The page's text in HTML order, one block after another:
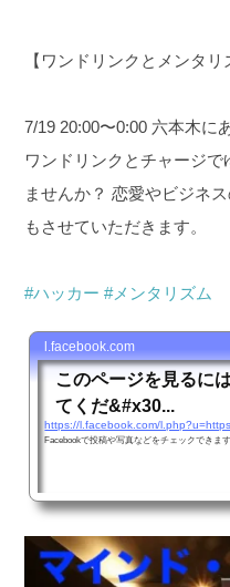
【ワンドリンクとメンタリ
7/19 20:00〜0:00 六本木に
ワンドリンクとチャージ
ませんか？ 恋愛やビジネ
もさせていただきます。
#ハッカー #メンタリズム
l.facebook.com
このページを見るに
てくだ&#x30...
Facebookで投稿や写真などをチェックできます